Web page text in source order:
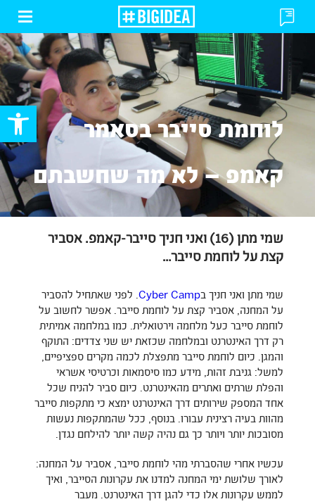
פתח
פתח
או
סגור
טופס
פתח
או
סגור
לוחמת סייבר בסאמר
קאמפ – לא מה שחשבתם
שמי מתן (16) ואני חניך סייבר-קאמפ. אסביר
קצת על לוחמת סייבר…
שמי מתן ואני חניך בCyber Camp. לפני שאתחיל להסביר
על המחנה, אסביר קצת על לוחמת סייבר. אפשר לחשוב על
לוחמת סייבר כעל מלחמה וירטואלית. כמו במלחמה אמיתית
רק דרך האינטרנט ובמלחמה שכזאת יש שני צדדים: התוקף
והמגן. כיום לוחמת סייבר מתפצלת לכמה מקרים ספציפיים,
למשל: גניבת זהות, מידע כמו סיסמאות וכרטיסי אשראי
והפלת שרתים ואתרים מהאינטרנט. כיום סביר להניח שכל
אחד המספק שירותים דרך האינטרנט ימצא כי מתקפות סייבר
מהוות בעיה רצינית עבורו. בנוסף, ככל שהמתקפות נעשות
מסובכות יותר ויותר כך גם נהיה קשה יותר להילחם נגדן.
עכשיו אחרי שהסברתי מהי לוחמת סייבר, אסביר על המחנה:
לאורך שלושת ימי המחנה למדנו את עקרונות הסייבר, ואיך
לממש עקרונות אלו כדי להגן דרך האינטרנט. מעבר